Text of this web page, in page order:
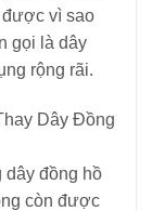
được vì sao
gọi là dây
rộng rãi.
dây đồng hồ
còn được